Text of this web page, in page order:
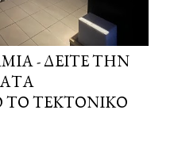
- ΔΕΊΤΕ ΤΗΝ
ΤΟ ΤΕΚΤΟΝΙΚΌ